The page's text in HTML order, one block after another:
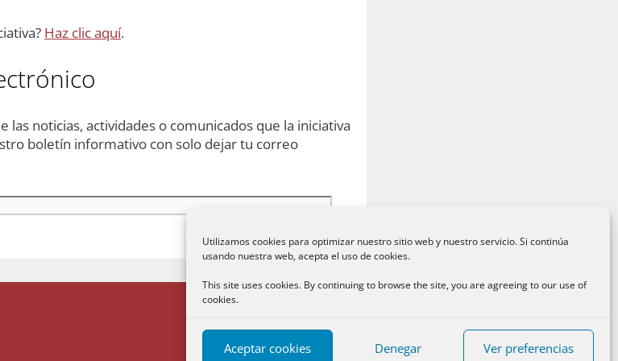
Utilizamos cookies para optimizar nuestro sitio web y nuestro servicio. Si continúa
usando nuestra web, acepta el uso de cookies.
This site uses cookies. By continuing to browse the site, you are agreeing to our use of
cookies.
Aceptar cookies Denegar Ver preferencias
Haz clic aquí.
noticias, actividades o comunicados que la iniciativa
boletín informativo con solo dejar tu correo